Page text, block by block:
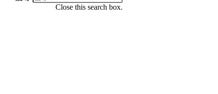
Close this search box.